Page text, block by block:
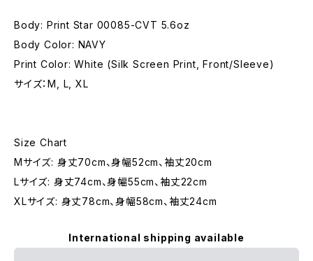
Body: Print Star 00085-CVT 5.6oz
Body Color: NAVY
Print Color: White (Silk Screen Print, Front/Sleeve)
サイズ：M, L, XL
Size Chart
Mサイズ: 身丈70cm、身幅52cm、袖丈20cm
Lサイズ: 身丈74cm、身幅55cm、袖丈22cm
XLサイズ: 身丈78cm、身幅58cm、袖丈24cm
International shipping available